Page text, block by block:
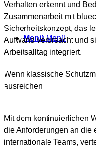
Menü Menü
Verhalten erkennt und
Zusammenarbeit mit
Sicherheitskonzept, das
Aufwand verursacht und
Arbeitsalltag integriert.
Wenn klassische
ausreichen
Mit dem kontinuierlichen
die Anforderungen an die
internationale Teams,